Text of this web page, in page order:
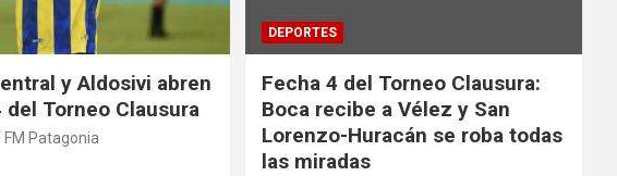
y Aldosivi abren
del Torneo Clausura
FM Patagonia
DEPORTES
Fecha 4 del Torneo Clausura:
Boca recibe a Vélez y San
Lorenzo-Huracán se roba todas
las miradas